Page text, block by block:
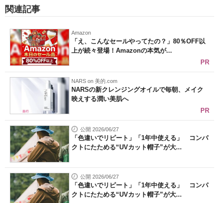
関連記事
Amazon
「え、こんなセールやってたの？」80％OFF以
上が続々登場！Amazonの本気が...
PR
NARS on 美的.com
NARSの新クレンジングオイルで毎朝、メイク
映えする潤い美肌へ
PR
公開 2026/06/27
「色違いでリピート」「1年中使える」 コンパ
クトにたためる“UVカット帽子”が大...
公開 2026/06/27
「色違いでリピート」「1年中使える」 コンパ
クトにたためる“UVカット帽子”が大...